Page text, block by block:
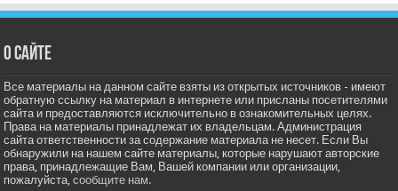
О сайте
Все материалы на данном сайте взяты из открытых источников - имеют
обратную ссылку на материал в интернете или присланы посетителями
сайта и предоставляются исключительно в ознакомительных целях.
Права на материалы принадлежат их владельцам. Администрация
сайта ответственности за содержание материала не несет. Если Вы
обнаружили на нашем сайте материалы, которые нарушают авторские
права, принадлежащие Вам, Вашей компании или организации,
пожалуйста,сообщите нам.